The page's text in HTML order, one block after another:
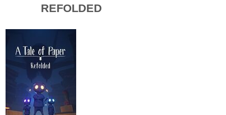
REFOLDED